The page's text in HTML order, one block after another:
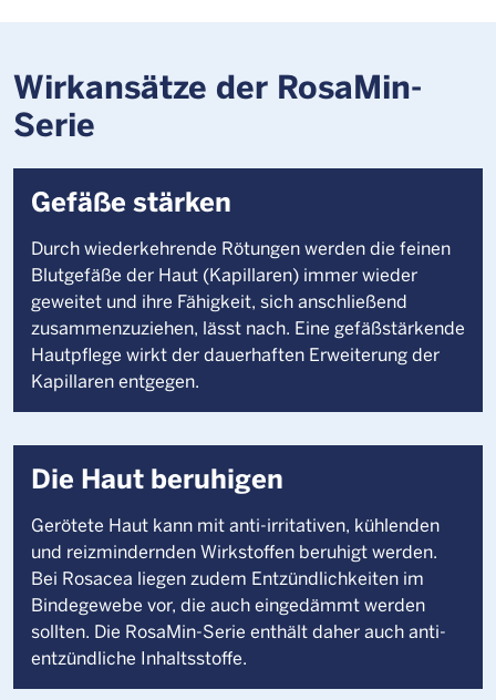
Wirkansätze der RosaMin-
Serie
Gefäße stärken
Durch wiederkehrende Rötungen werden die feinen
Blutgefäße der Haut (Kapillaren) immer wieder
geweitet und ihre Fähigkeit, sich anschließend
zusammenzuziehen, lässt nach. Eine gefäßstärkende
Hautpflege wirkt der dauerhaften Erweiterung der
Kapillaren entgegen.
Die Haut beruhigen
Gerötete Haut kann mit anti-irritativen, kühlenden
und reizmindernden Wirkstoffen beruhigt werden.
Bei Rosacea liegen zudem Entzündlichkeiten im
Bindegewebe vor, die auch eingedämmt werden
sollten. Die RosaMin-Serie enthält daher auch anti-
entzündliche Inhaltsstoffe.